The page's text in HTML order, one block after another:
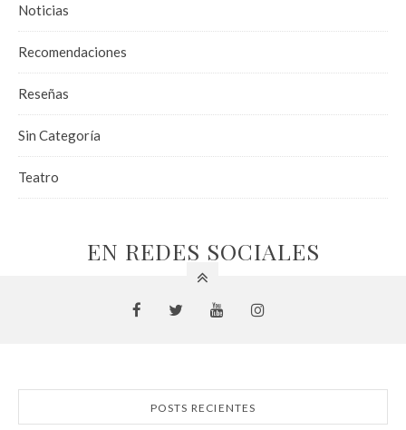
Noticias
Recomendaciones
Reseñas
Sin Categoría
Teatro
EN REDES SOCIALES
POSTS RECIENTES